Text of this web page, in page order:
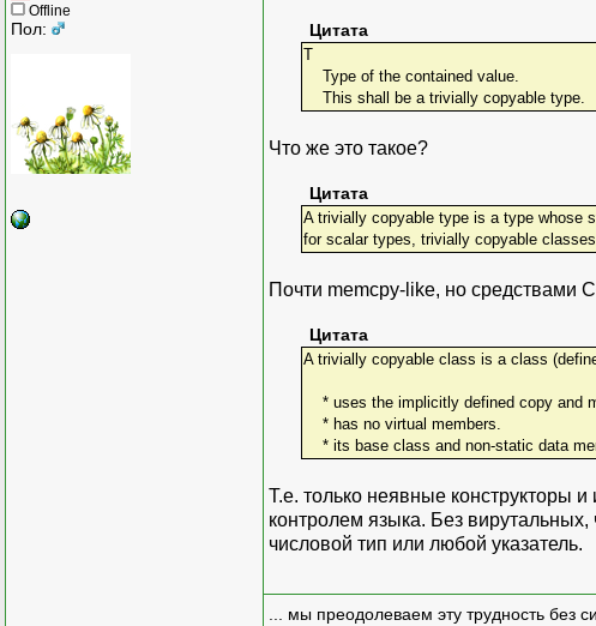
Offline
Пол:
Цитата
T
Type of the contained value.
This shall be a trivially copyable type.
Что же это такое?
Цитата
A trivially copyable type is a type whose
for scalar types, trivially copyable
Почти memcpy-like, но средствами
Цитата
A trivially copyable class is a class
* uses the implicitly defined copy and
* has no virtual members.
* its base class and non-static data
Т.е. только неявные конструкторы
контролем языка. Без
числовой тип или любой указатель.
... мы преодолеваем эту трудность без